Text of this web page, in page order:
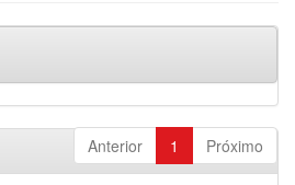
Anterior 1 Próximo